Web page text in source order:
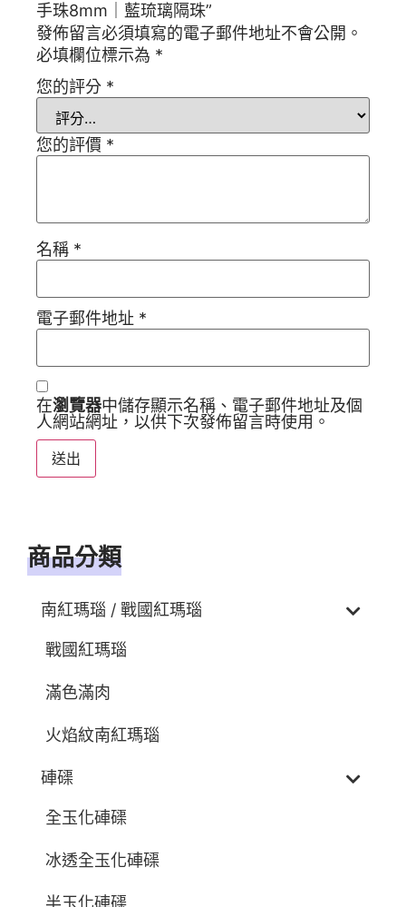
商品分類
南紅瑪瑙 / 戰國紅瑪瑙
戰國紅瑪瑙
滿色滿肉
火焰紋南紅瑪瑙
硨磲
全玉化硨磲
冰透全玉化硨磲
半玉化硨磲
手珠8mm｜藍琉璃隔珠”
發佈留言必須填寫的電子郵件地址不會公開。
必填欄位標示為 *
您的評分 *
您的評價 *
名稱 *
電子郵件地址 *
在瀏覽器中儲存顯示名稱、電子郵件地址及個
人網站網址，以供下次發佈留言時使用。